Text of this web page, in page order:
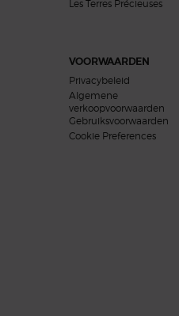
Les Terres Précieuses
VOORWAARDEN
Privacybeleid
Algemene
verkoopvoorwaarden
Gebruiksvoorwaarden
Cookie Preferences